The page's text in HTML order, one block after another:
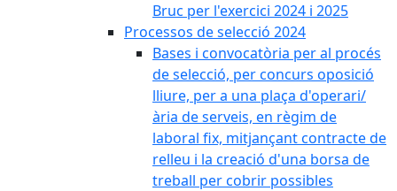
Bruc per l'exercici 2024 i 2025
Processos de selecció 2024
Bases i convocatòria per al procés
de selecció, per concurs oposició
lliure, per a una plaça d'operari/
ària de serveis, en règim de
laboral fix, mitjançant contracte de
relleu i la creació d'una borsa de
treball per cobrir possibles